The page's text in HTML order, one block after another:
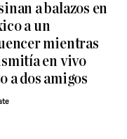
a balazos en
a un
mientras
en vivo
a dos amigos